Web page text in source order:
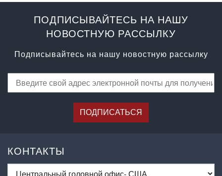
ПОДПИСЫВАЙТЕСЬ НА НАШУ
НОВОСТНУЮ РАССЫЛКУ
Подписывайтесь на нашу новостную рассылку
ПОДПИСАТЬСЯ
КОНТАКТЫ